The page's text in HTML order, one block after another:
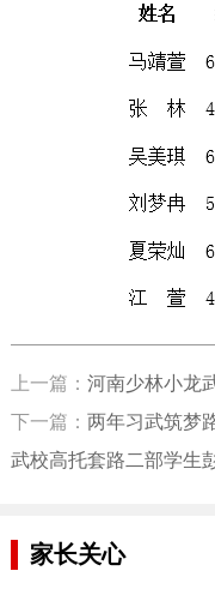
上一篇： 河南少林小龙
下一篇： 两年习武筑梦
武校高托套路二部学生
家长关心